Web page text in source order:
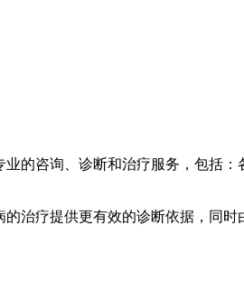
的咨询、诊断和治疗服务，包括
治疗提供更有效的诊断依据，同